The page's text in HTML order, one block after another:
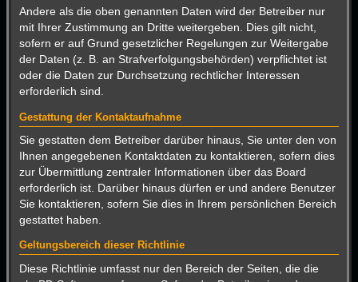
Andere als die oben genannten Daten wird der Betreiber nur
mit Ihrer Zustimmung an Dritte weitergeben. Dies gilt nicht,
sofern er auf Grund gesetzlicher Regelungen zur Weitergabe
der Daten (z. B. an Strafverfolgungsbehörden) verpflichtet ist
oder die Daten zur Durchsetzung rechtlicher Interessen
erforderlich sind.
Gestattung der Kontaktaufnahme
Sie gestatten dem Betreiber darüber hinaus, Sie unter den von
Ihnen angegebenen Kontaktdaten zu kontaktieren, sofern dies
zur Übermittlung zentraler Informationen über das Board
erforderlich ist. Darüber hinaus dürfen er und andere Benutzer
Sie kontaktieren, sofern Sie dies in Ihrem persönlichen Bereich
gestattet haben.
Geltungsbereich dieser Richtlinie
Diese Richtlinie umfasst nur den Bereich der Seiten, die die